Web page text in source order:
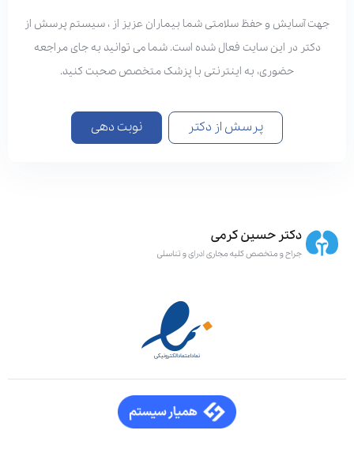
آسایش و حفظ سلامتی شما بیماران عزیز از ، سیستم پرسش از
دکتر در این سایت فعال شده است. شما می توانید به جای مراجعه
حضوری، به اینترنتی با پزشک متخصص صحبت کنید.
پرسش از دکتر نوبت دهی